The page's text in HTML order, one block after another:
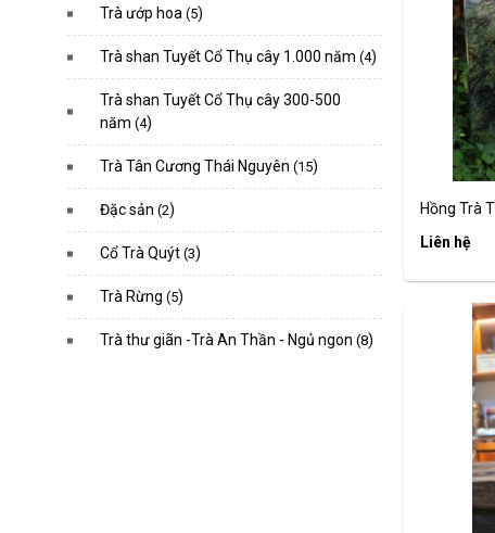
Trà ướp hoa (5)
Trà shan Tuyết Cổ Thụ cây 1.000 năm (4)
Trà shan Tuyết Cổ Thụ cây 300-500
năm (4)
Trà Tân Cương Thái Nguyên (15)
Đặc sản (2)
Cổ Trà Quýt (3)
Trà Rừng (5)
Trà thư giãn -Trà An Thần - Ngủ ngon (8)
Hồng Trà
Liên hệ